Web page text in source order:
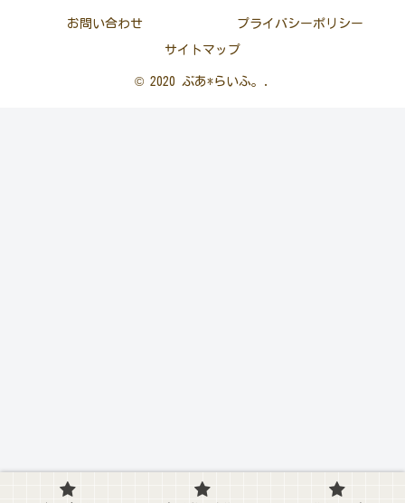
お問い合わせ プライバシーポリシー
サイトマップ
© 2020 ぶあ*らいふ。.